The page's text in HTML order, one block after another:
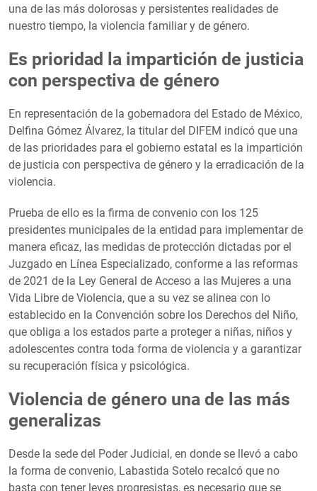
una de las más dolorosas y persistentes realidades de
nuestro tiempo, la violencia familiar y de género.
Es prioridad la impartición de justicia
con perspectiva de género
En representación de la gobernadora del Estado de México,
Delfina Gómez Álvarez, la titular del DIFEM indicó que una
de las prioridades para el gobierno estatal es la impartición
de justicia con perspectiva de género y la erradicación de la
violencia.
Prueba de ello es la firma de convenio con los 125
presidentes municipales de la entidad para implementar de
manera eficaz, las medidas de protección dictadas por el
Juzgado en Línea Especializado, conforme a las reformas
de 2021 de la Ley General de Acceso a las Mujeres a una
Vida Libre de Violencia, que a su vez se alinea con lo
establecido en la Convención sobre los Derechos del Niño,
que obliga a los estados parte a proteger a niñas, niños y
adolescentes contra toda forma de violencia y a garantizar
su recuperación física y psicológica.
Violencia de género una de las más
generalizas
Desde la sede del Poder Judicial, en donde se llevó a cabo
la forma de convenio, Labastida Sotelo recalcó que no
basta con tener leyes progresistas, es necesario que se